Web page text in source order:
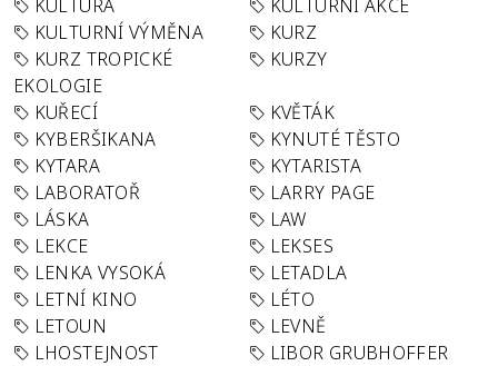
KULTURA
KULTURNÍ AKCE
KULTURNÍ VÝMĚNA
KURZ
KURZ TROPICKÉ
EKOLOGIE
KURZY
KUŘECÍ
KVĚTÁK
KYBERŠIKANA
KYNUTÉ TĚSTO
KYTARA
KYTARISTA
LABORATOŘ
LARRY PAGE
LÁSKA
LAW
LEKCE
LEKSES
LENKA VYSOKÁ
LETADLA
LETNÍ KINO
LÉTO
LETOUN
LEVNĚ
LHOSTEJNOST
LIBOR GRUBHOFFER